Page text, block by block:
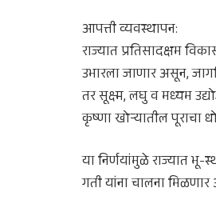
आपत्ती व्यवस्थापन:
राज्यात प्रतिसादक्षम
उभारला जाणार असून,
तर सूक्ष्म, लघु व मध्यम
कृष्णा खोऱ्यातील पूराचा
या निर्णयांमुळे राज्यात भू-
गती यांना चालना